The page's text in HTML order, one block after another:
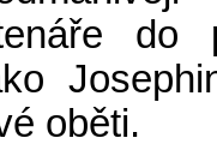
do
oběti.